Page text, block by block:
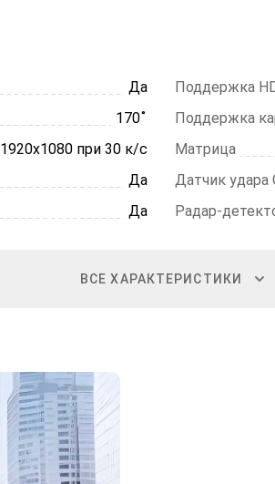
Да Поддержка
170 ̊ Поддержка
1920х1080 при 30 к/с Матрица
Да Датчик удара
Да Радар-
ВСЕ ХАРАКТЕРИСТИКИ